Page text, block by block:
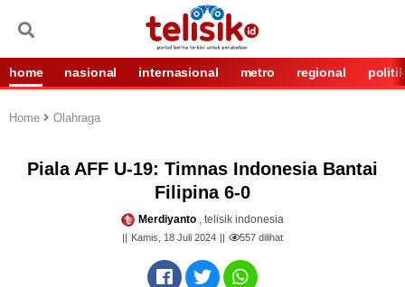
home nasional internasional metro regional politik
Home Olahraga
Piala AFF U-19: Timnas Indonesia Bantai
Filipina 6-0
Merdiyanto , telisik indonesia
Kamis, 18 Juli 2024 557 dilihat